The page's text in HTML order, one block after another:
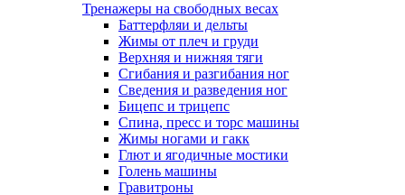
Тренажеры на свободных весах
Баттерфляи и дельты
Жимы от плеч и груди
Верхняя и нижняя тяги
Сгибания и разгибания ног
Сведения и разведения ног
Бицепс и трицепс
Спина, пресс и торс машины
Жимы ногами и гакк
Глют и ягодичные мостики
Голень машины
Гравитроны